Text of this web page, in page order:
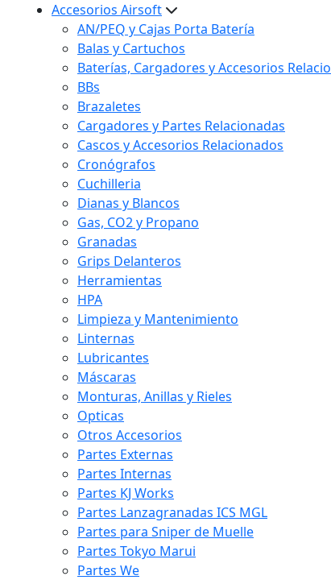
Accesorios Airsoft
AN/PEQ y Cajas Porta Batería
Balas y Cartuchos
Baterías, Cargadores y Accesorios
BBs
Brazaletes
Cargadores y Partes Relacionadas
Cascos y Accesorios Relacionados
Cronógrafos
Cuchilleria
Dianas y Blancos
Gas, CO2 y Propano
Granadas
Grips Delanteros
Herramientas
HPA
Limpieza y Mantenimiento
Linternas
Lubricantes
Máscaras
Monturas, Anillas y Rieles
Opticas
Otros Accesorios
Partes Externas
Partes Internas
Partes KJ Works
Partes Lanzagranadas ICS MGL
Partes para Sniper de Muelle
Partes Tokyo Marui
Partes We